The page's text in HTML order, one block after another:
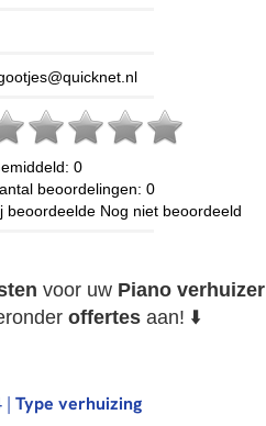
0
beoordelingen:0
beoordeelde Nog niet beoordeeld
voor uw Piano verhuizer
offertes aan! ⬇️